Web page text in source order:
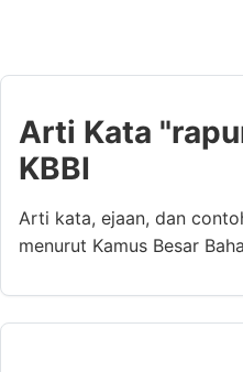
Arti Kata
KBBI
Arti kata, ejaan, dan
menurut Kamus Besar